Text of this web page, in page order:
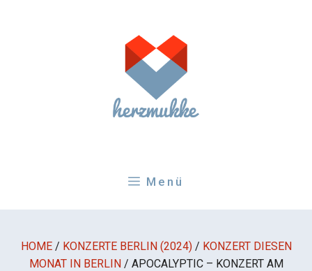
Menü
HOME / KONZERTE BERLIN (2024) / KONZERT DIESEN
MONAT IN BERLIN / APOCALYPTIC – KONZERT AM